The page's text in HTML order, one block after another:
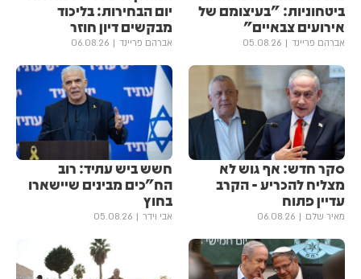
ביטחוניות: "בעיצומם של
אירועים צבאיים"
אברהם פריינד 05.08.26
יום הבחירות: בליכוד
מבקשים דיון חוזר
אברהם פריינד 06.08.26
סקר חדש: אף גוש לא
מצליח להכריע - הקרב
עדיין פתוח
מאיר שלם 06.08.26
חשש ביש עתיד: רוב
הח"כים מבינים שיישארו
בחוץ
אבי וידר 05.08.26